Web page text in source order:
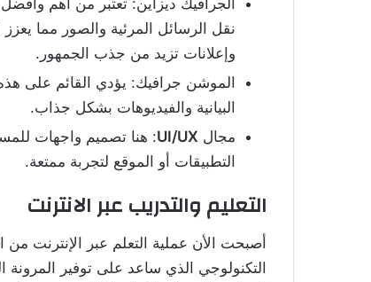
الجرافيك ديزاين: تعتبر من أهم
نقل الرسائل المرئية والصور مما يعزز
وإعلانات تزيد من جذب الجمهور.
الموشن جرافيك: يؤدي القائم على
البيانية والفيديوهات بشكل جذاب.
مجال UI/UX: هنا تصميم واجهات
التطبيقات أو الموقع لتجربة ممتعة.
التعليم والتدريب عبر الانترنت
أصبحت الأن عملية التعلم عبر الإنترنت من
التكنولوجي الذي ساعد على توفير